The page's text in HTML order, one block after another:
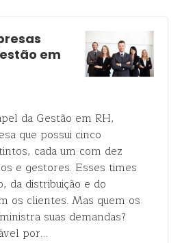
em
da Gestão em RH,
que possui cinco
cada um com dez
e gestores. Esses times
da distribuição e do
os clientes. Mas quem os
suas demandas?
por…